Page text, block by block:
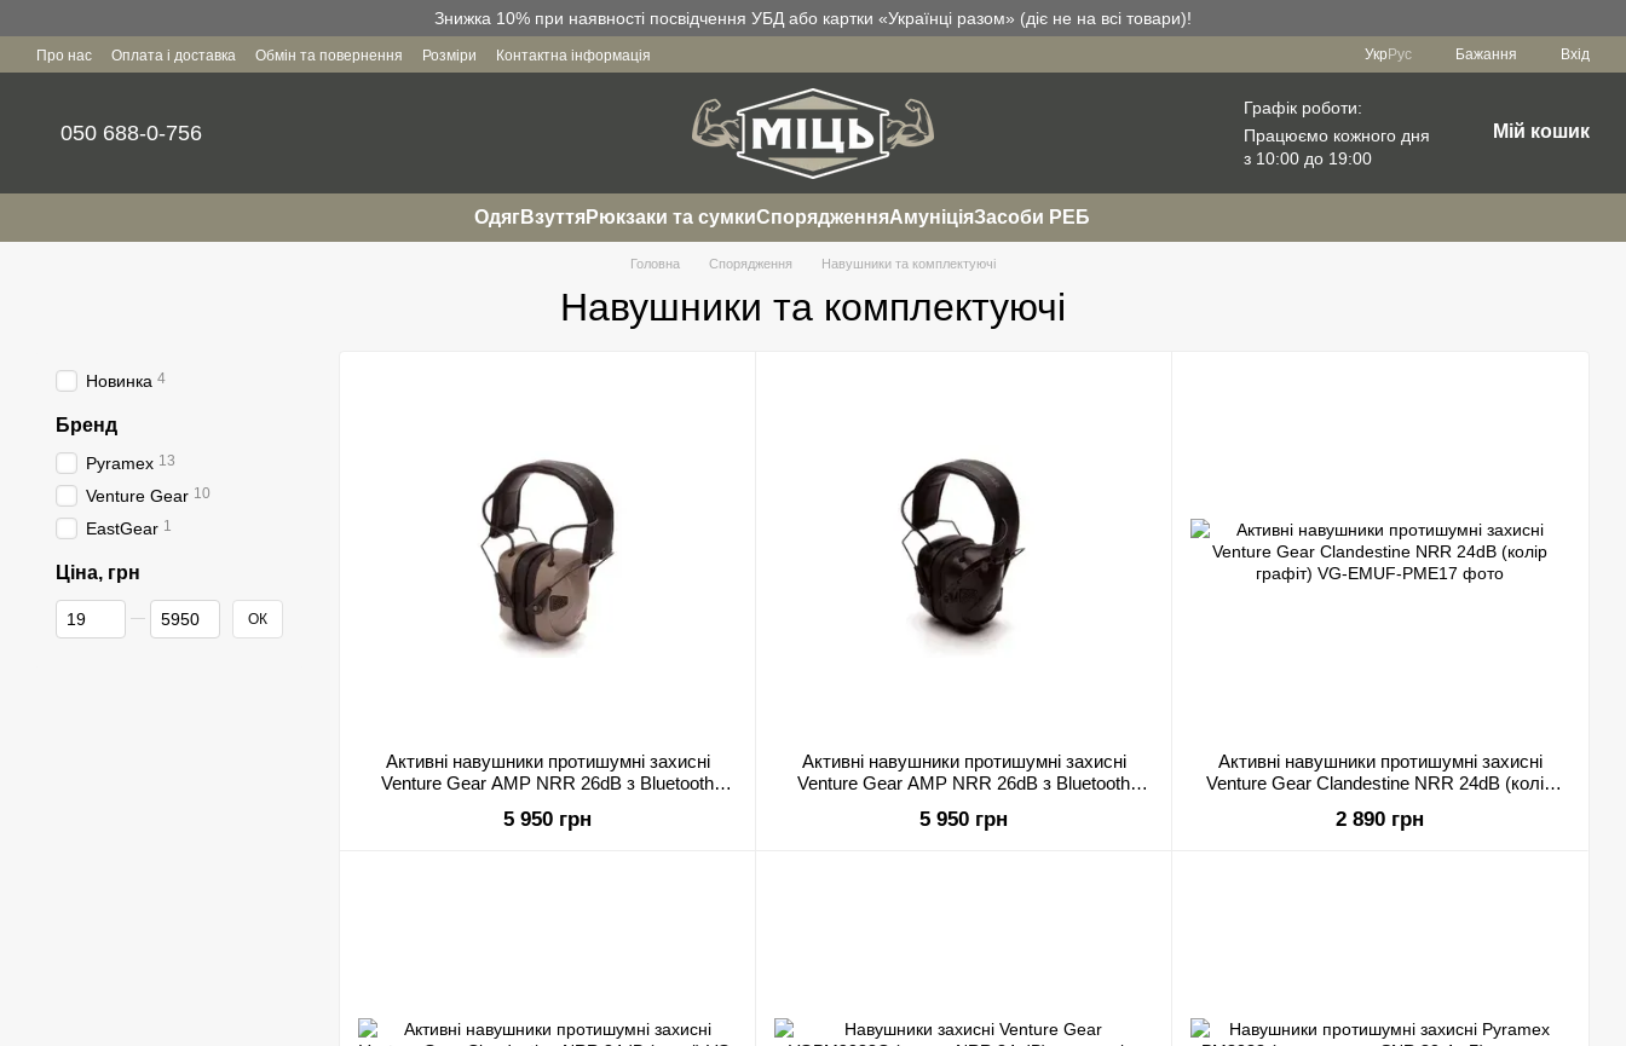
Знижка 10% при наявності посвідчення УБД або картки «Українці разом» (діє не на всі товари)!
Про нас Оплата і доставка Обмін та повернення Розміри
Контактна інформація
Укр Рус Бажання Вхід
050 688-0-756
Графік роботи:
Працюємо кожного дня
з 10:00 до 19:00
Мій кошик
ОдягВзуттяРюкзаки та сумкиСпорядженняАмуніціяЗасоби РЕБ
Головна Спорядження Навушники та комплектуючі
Навушники та комплектуючі
Активні навушники протишумні захисні
Venture Gear AMP NRR 26dB з Bluetooth
5 950 грн
Активні навушники протишумні захисні
Venture Gear AMP NRR 26dB з Bluetooth
5 950 грн
Активні навушники протишумні захисні
Venture Gear Clandestine NRR 24dB (колір
2 890 грн
Новинка 4
Бренд
Pyramex 13
Venture Gear 10
EastGear 1
Ціна, грн
Від Ціна, грн
До Ціна, грн ОК